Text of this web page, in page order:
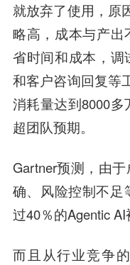
就放弃了使用，原
略高，成本与产
省时间和成本，调
和客户咨询回复等
消耗量达到8000
超团队预期。
Gartner预测，由
确、风险控制不足
过40％的Agentic AI
而且从行业竞争